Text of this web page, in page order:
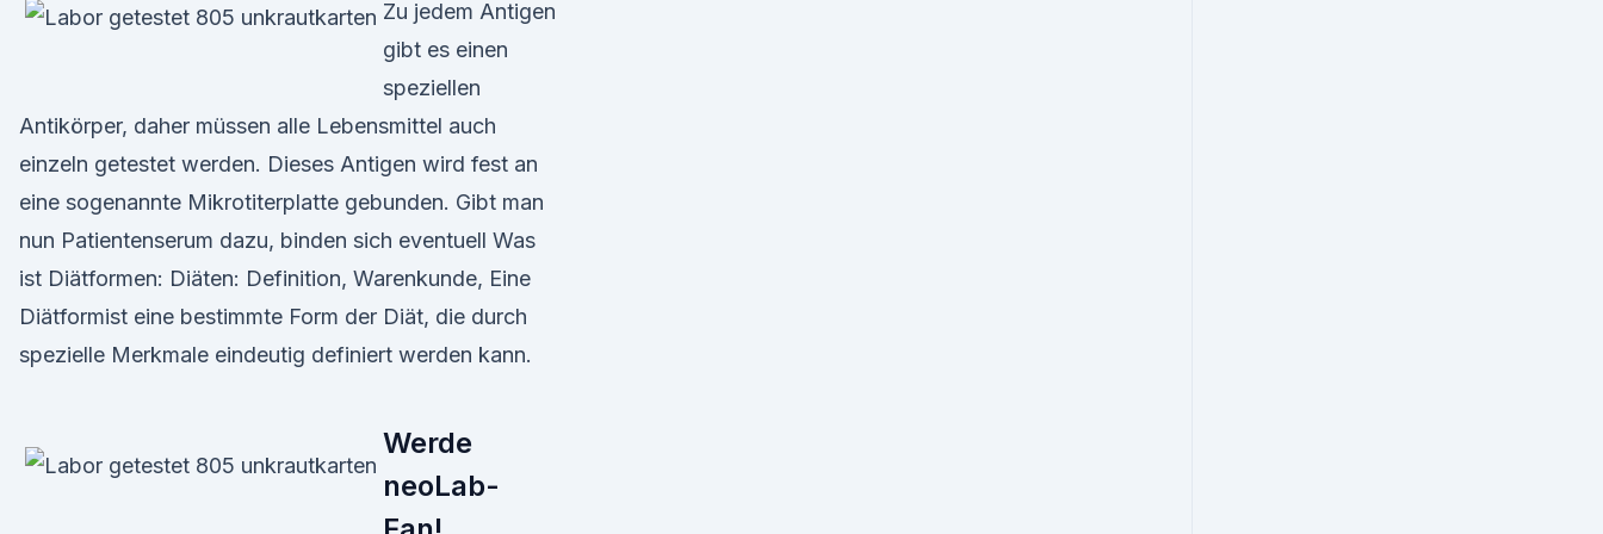
Zu jedem Antigen
gibt es einen
speziellen
Antikörper, daher müssen alle Lebensmittel auch
einzeln getestet werden. Dieses Antigen wird fest an
eine sogenannte Mikrotiterplatte gebunden. Gibt man
nun Patientenserum dazu, binden sich eventuell Was
ist Diätformen: Diäten: Definition, Warenkunde, Eine
Diätformist eine bestimmte Form der Diät, die durch
spezielle Merkmale eindeutig definiert werden kann.
Werde
neoLab-